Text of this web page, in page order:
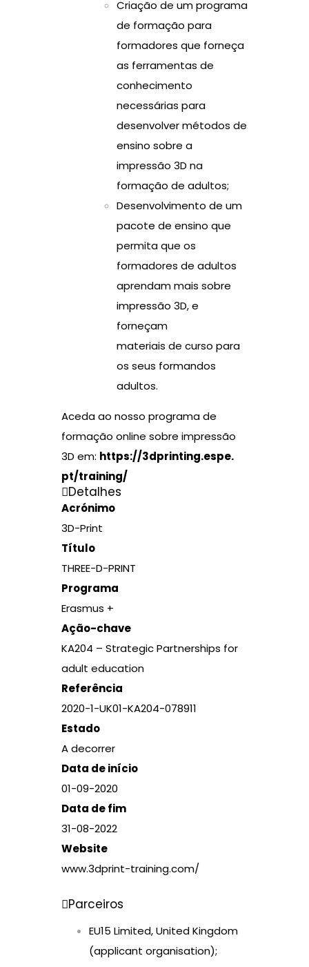
Criação de um programa
de formação para
formadores que forneça
as ferramentas de
conhecimento
necessárias para
desenvolver métodos de
ensino sobre a
impressão 3D na
formação de adultos;
Desenvolvimento de um
pacote de ensino que
permita que os
formadores de adultos
aprendam mais sobre
impressão 3D, e
forneçam
materiais de curso para
os seus formandos
adultos.
Aceda ao nosso programa de
formação online sobre impressão
3D em: https://3dprinting.espe.
pt/training/
Detalhes
Acrónimo
3D-Print
Título
THREE-D-PRINT
Programa
Erasmus +
Ação-chave
KA204 – Strategic Partnerships for
adult education
Referência
2020-1-UK01-KA204-078911
Estado
A decorrer
Data de início
01-09-2020
Data de fim
31-08-2022
Website
www.3dprint-training.com/
Parceiros
EU15 Limited, United Kingdom
(applicant organisation);